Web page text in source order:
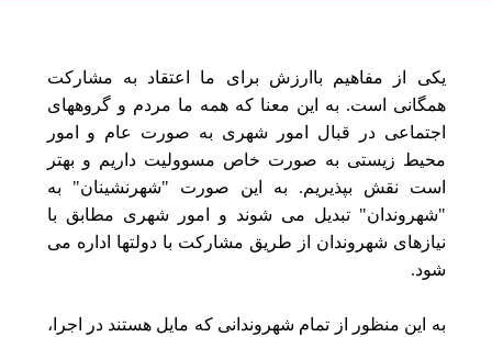
یکی از مفاهیم باارزش برای ما اعتقاد به مشارکت
همگانی است. به این معنا که همه ما مردم و گروههای
اجتماعی در قبال امور شهری به صورت عام و امور
محیط زیستی به صورت خاص مسوولیت داریم و بهتر
است نقش بپذیریم. به این صورت "شهرنشینان" به
"شهروندان" تبدیل می شوند و امور شهری مطابق با
نیازهای شهروندان از طریق مشارکت با دولتها اداره می
شود.
به این منظور از تمام شهروندانی که مایل هستند در اجرا،